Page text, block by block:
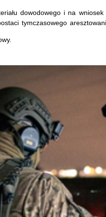
dowodowego i na
tymczasowego